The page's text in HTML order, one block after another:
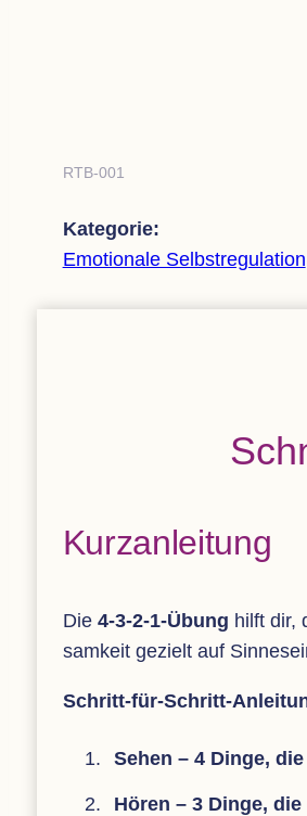
RTB-001
Kate­go­rie:
Emo­tio­nale Selbstregulation
Kurz­an­lei­tung
Die 4-3-2-1-Übung hilft dir,
sam­keit gezielt auf
Schritt-für-Schritt-
Sehen – 4 Dinge,
Hören – 3 Dinge,